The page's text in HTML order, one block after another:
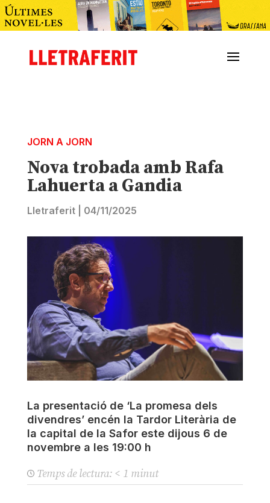
JORN A JORN
Nova trobada amb Rafa
Lahuerta a Gandia
Lletraferit| 04/11/2025
La presentació de ‘La promesa dels
divendres’ encén la Tardor Literària de
la capital de la Safor este dijous 6 de
novembre a les 19:00 h
Temps de lectura: < 1 minut